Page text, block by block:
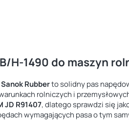
H-1490 do maszyn
Sanok Rubberto solidny pas
rolniczych i
JD R91407, dlatego sprawdzi się
wymagających pasa o tym